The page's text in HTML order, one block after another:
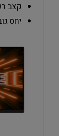
קצב
יחס